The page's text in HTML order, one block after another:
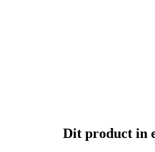
Dit product in